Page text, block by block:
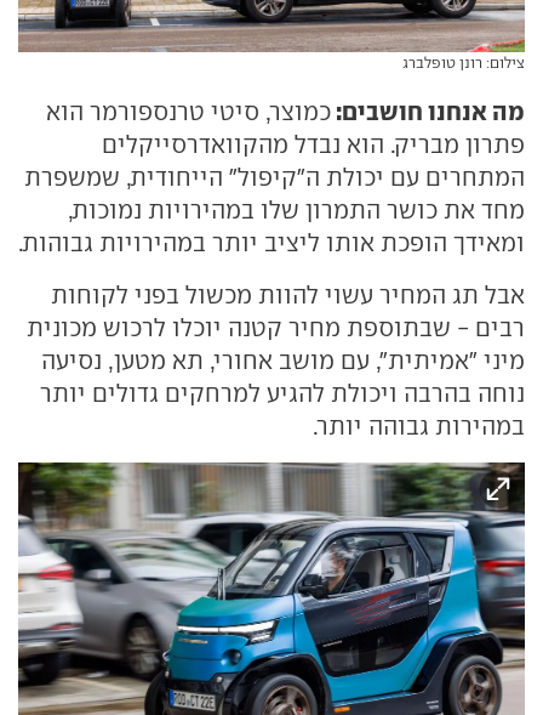
צילום: רונן טופלברג
מה אנחנו חושבים: כמוצר, סיטי טרנספורמר הוא
פתרון מבריק. הוא נבדל מהקוואדרסייקלים
המתחרים עם יכולת ה"קיפול" הייחודית, שמשפרת
מחד את כושר התמרון שלו במהירויות נמוכות,
ומאידך הופכת אותו ליציב יותר במהירויות גבוהות.
אבל תג המחיר עשוי להוות מכשול בפני לקוחות
רבים - שבתוספת מחיר קטנה יוכלו לרכוש מכונית
מיני "אמיתית", עם מושב אחורי, תא מטען, נסיעה
נוחה בהרבה ויכולת להגיע למרחקים גדולים יותר
במהירות גבוהה יותר.